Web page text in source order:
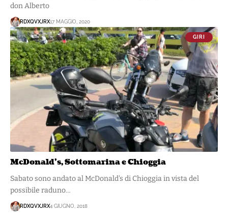
don Alberto
RDXQVXJRX17 MAGGIO, 2020
GIRI
McDonald’s, Sottomarina e Chioggia
Sabato sono andato al McDonald's di Chioggia in vista del
possibile raduno…
RDXQVXJRX4 GIUGNO, 2018